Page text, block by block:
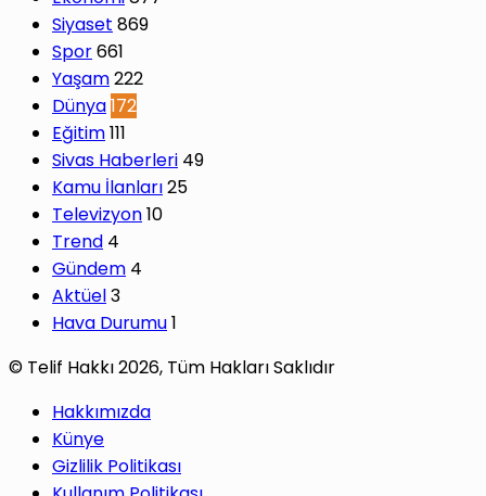
Siyaset 869
Spor661
Yaşam222
Dünya172
Eğitim111
Sivas Haberleri 49
Kamu İlanları25
Televizyon10
Trend 4
Gündem 4
Aktüel3
Hava Durumu1
© Telif Hakkı 2026, Tüm Hakları Saklıdır
Hakkımızda
Künye
Gizlilik Politikası